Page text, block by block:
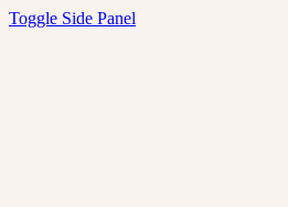
Toggle Side Panel